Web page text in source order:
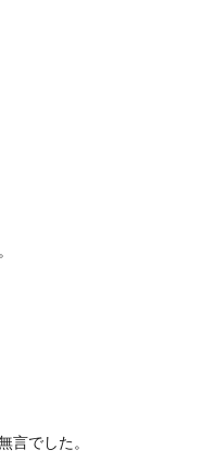
言でした。